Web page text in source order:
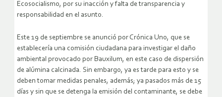
Ecosocialismo, por su inacción y falta de transparencia y
responsabilidad en el asunto.
Este 19 de septiembre se anunció por Crónica Uno, que se
establecería una comisión ciudadana para investigar el daño
ambiental provocado por Bauxilum, en este caso de dispersión
de alúmina calcinada. Sin embargo, ya es tarde para esto y se
deben tomar medidas penales, además; ya pasados más de 15
días y sin que se detenga la emisión del contaminante, se debe